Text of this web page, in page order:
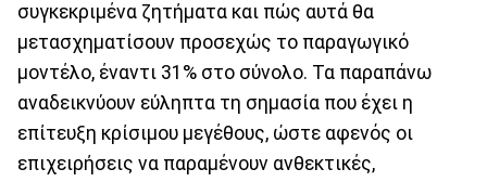
συγκεκριμένα ζητήματα και πώς αυτά θα
μετασχηματίσουν προσεχώς το παραγωγικό
μοντέλο, έναντι 31% στο σύνολο. Τα παραπάνω
αναδεικνύουν εύληπτα τη σημασία που έχει η
επίτευξη κρίσιμου μεγέθους, ώστε αφενός οι
επιχειρήσεις να παραμένουν ανθεκτικές,